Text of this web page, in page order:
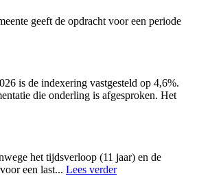
geeft de opdracht voor een periode
is de indexering vastgesteld op 4,6%.
die onderling is afgesproken. Het
het tijdsverloop (11 jaar) en de
een last... Lees verder